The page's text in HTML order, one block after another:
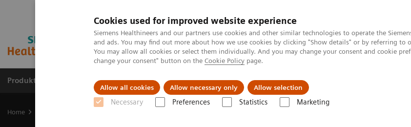
Cookies used for improved website experience
Siemens Healthineers and our partners use cookies and other similar technologies to operate the
and ads. You may find out more about how we use cookies by clicking "Show details" or by referring to
You may allow all cookies or select them individually. And you may change your consent and cookie
change your consent" button on the Cookie Policy page.
Allow all cookies Allow necessary only Allow selection
Necessary Preferences Statistics Marketing
Produkte und Services Fachbereiche Herausforderungen & Lösungen
Home